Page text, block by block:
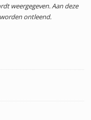
weergegeven. Aan deze
ontleend.